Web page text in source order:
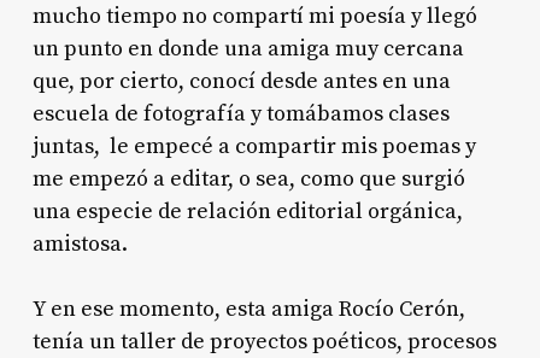
mucho tiempo no compartí mi poesía y llegó
un punto en donde una amiga muy cercana
que, por cierto, conocí desde antes en una
escuela de fotografía y tomábamos clases
juntas, le empecé a compartir mis poemas y
me empezó a editar, o sea, como que surgió
una especie de relación editorial orgánica,
amistosa.
Y en ese momento, esta amiga Rocío Cerón,
tenía un taller de proyectos poéticos, procesos